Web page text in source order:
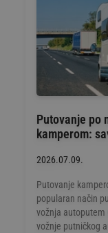
Putovanje po
kamperom:
2026.07.09.
Putovanje
popularan način
vožnja autoputem
vožnje putničkog